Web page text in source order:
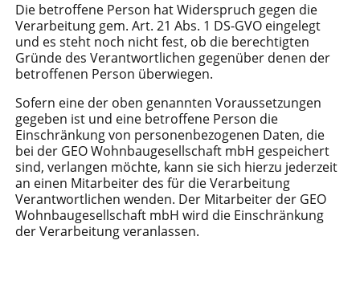
Die betroffene Person hat Widerspruch gegen die
Verarbeitung gem. Art. 21 Abs. 1 DS-GVO eingelegt
und es steht noch nicht fest, ob die berechtigten
Gründe des Verantwortlichen gegenüber denen der
betroffenen Person überwiegen.
Sofern eine der oben genannten Voraussetzungen
gegeben ist und eine betroffene Person die
Einschränkung von personenbezogenen Daten, die
bei der GEO Wohnbaugesellschaft mbH gespeichert
sind, verlangen möchte, kann sie sich hierzu jederzeit
an einen Mitarbeiter des für die Verarbeitung
Verantwortlichen wenden. Der Mitarbeiter der GEO
Wohnbaugesellschaft mbH wird die Einschränkung
der Verarbeitung veranlassen.